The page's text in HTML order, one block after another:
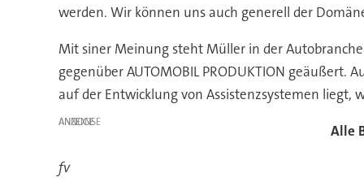
werden. Wir können uns auch generell der
Mit siner Meinung steht Müller in der
gegenüber AUTOMOBIL PRODUKTION
auf der Entwicklung von Assistenzsystemen liegt,
ANZEIGE Alle
fv